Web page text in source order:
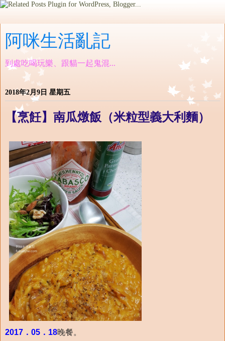
阿咪生活亂記
到處吃喝玩樂、跟貓一起鬼混...
2018年2月9日 星期五
【烹飪】南瓜燉飯（米粒型義大利麵）
2017．05．18晚餐。